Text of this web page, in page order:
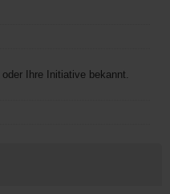
Ihre Initiative bekannt.